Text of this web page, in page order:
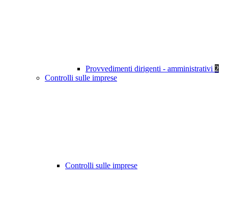
Provvedimenti dirigenti - amministrativi 2
Controlli sulle imprese
Controlli sulle imprese